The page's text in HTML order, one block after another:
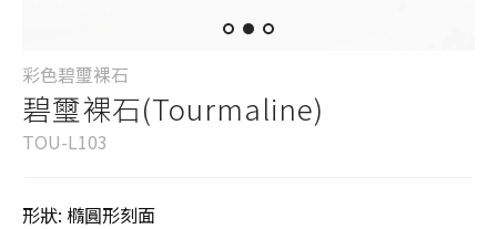
彩色碧璽裸石
碧璽裸石(Tourmaline)
TOU-L103
形狀: 橢圓形刻面